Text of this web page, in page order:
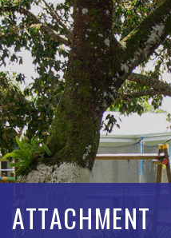
ATTACHMENT